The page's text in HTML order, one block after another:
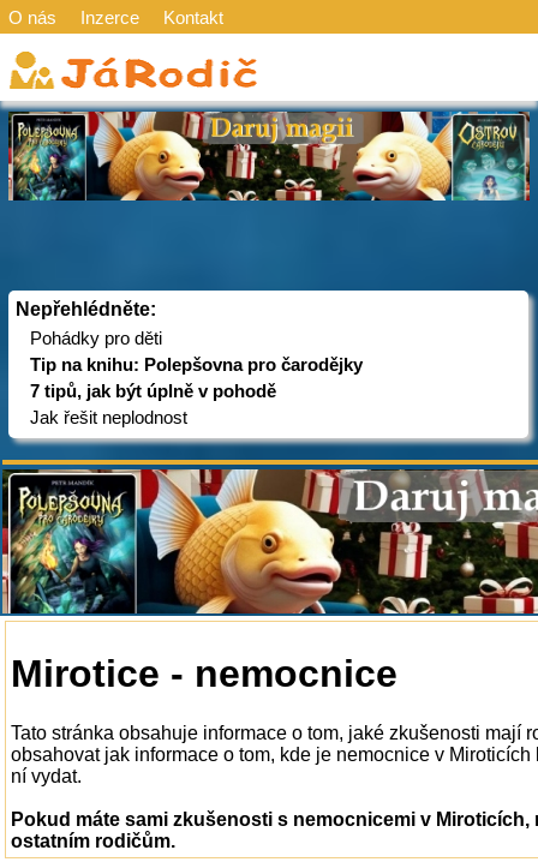
O nás Inzerce Kontakt
Nepřehlédněte:
Pohádky pro děti
Tip na knihu: Polepšovna pro čarodějky
7 tipů, jak být úplně v pohodě
Jak řešit neplodnost
Mirotice - nemocnice
Tato stránka obsahuje informace o tom, jaké zkušenosti mají
obsahovat jak informace o tom, kde je nemocnice v
ní vydat.
Pokud máte sami zkušenosti s nemocnicemi v
ostatním rodičům.